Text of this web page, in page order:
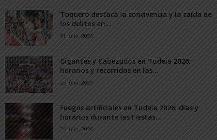
Toquero destaca la convivencia y la caída de
los delitos en...
31 julio, 2026
Gigantes y Cabezudos en Tudela 2026:
horarios y recorridos en las...
25 julio, 2026
Fuegos artificiales en Tudela 2026: días y
horarios durante las Fiestas...
24 julio, 2026